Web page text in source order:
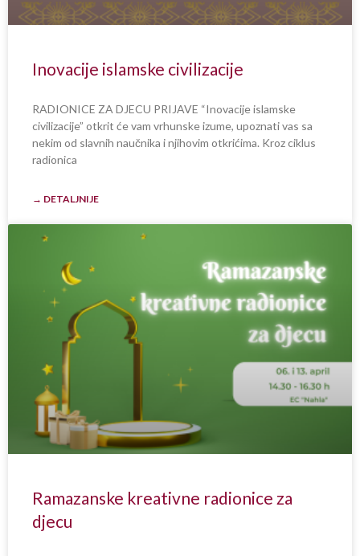
Inovacije islamske civilizacije
RADIONICE ZA DJECU PRIJAVE “Inovacije islamske
civilizacije” otkrit će vam vrhunske izume, upoznati vas sa
nekim od slavnih naučnika i njihovim otkrićima. Kroz ciklus
radionica
→ DETALJNIJE
Ramazanske kreativne radionice za
djecu